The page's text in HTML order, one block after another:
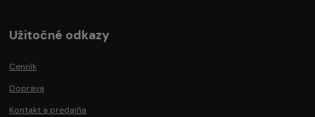
Užitočné odkazy
Cenník
Doprava
Kontakt a predajňa